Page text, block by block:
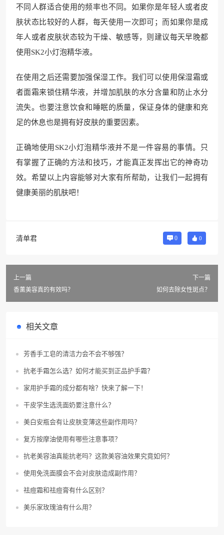
不同人群适合使用的频率也不同。如果你是年轻人或者皮
肤状态比较好的人群，每天使用一次即可；而如果你是成
年人或者皮肤状态较为干燥、敏感等，则建议每天早晚都
使用SK2小灯泡精华液。
在使用之后还需要加强保湿工作。我们可以使用保湿霜或
者面霜来锁住精华液，并增加肌肤的水分含量和防止水分
流失。也要注意饮食和睡眠的质量，保证身体的健康和充
足的休息也是拥有好皮肤的重要因素。
正确地使用SK2小灯泡精华液并不是一件容易的事情。只
有掌握了正确的方法和技巧，才能真正发挥出它的神奇功
效。希望以上内容能够对大家有所帮助，让我们一起拥有
健康美丽的肌肤吧！
清单君 0 0
上一篇
香薰美容真的有效吗？
下一篇
如何去除女性斑点？
相关文章
芳香手工皂的清洁力会不会不够强？
抗老手霜怎么选？如何才能买到正品护手霜？
家用护手霜的成分都有啥？快来了解一下！
干皮学生选洗面奶要注意什么？
美白安瓶会有让皮肤变薄这些副作用吗？
复方按摩油使用有哪些注意事项？
抗老美容油真能抗老吗？这款美容油效果究竟如何？
使用免洗面膜会不会对皮肤造成副作用？
祛痘霜和祛痘膏有什么区别？
美乐家玫瑰油有什么用？